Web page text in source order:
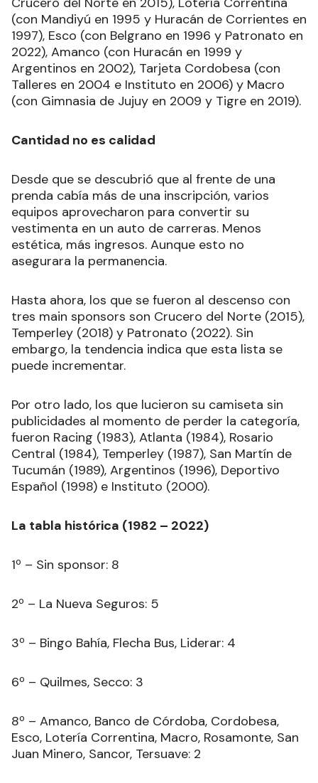
(con Mandiyú en 1995 y Huracán de Corrientes en
1997), Esco (con Belgrano en 1996 y Patronato en
2022), Amanco (con Huracán en 1999 y
Argentinos en 2002), Tarjeta Cordobesa (con
Talleres en 2004 e Instituto en 2006) y Macro
(con Gimnasia de Jujuy en 2009 y Tigre en 2019).
Cantidad no es calidad
Desde que se descubrió que al frente de una
prenda cabía más de una inscripción, varios
equipos aprovecharon para convertir su
vestimenta en un auto de carreras. Menos
estética, más ingresos. Aunque esto no
asegurara la permanencia.
Hasta ahora, los que se fueron al descenso con
tres main sponsors son Crucero del Norte (2015),
Temperley (2018) y Patronato (2022). Sin
embargo, la tendencia indica que esta lista se
puede incrementar.
Por otro lado, los que lucieron su camiseta sin
publicidades al momento de perder la categoría,
fueron Racing (1983), Atlanta (1984), Rosario
Central (1984), Temperley (1987), San Martín de
Tucumán (1989), Argentinos (1996), Deportivo
Español (1998) e Instituto (2000).
La tabla histórica (1982 – 2022)
1º – Sin sponsor: 8
2º – La Nueva Seguros: 5
3º – Bingo Bahía, Flecha Bus, Liderar: 4
6º – Quilmes, Secco: 3
8º – Amanco, Banco de Córdoba, Cordobesa,
Esco, Lotería Correntina, Macro, Rosamonte, San
Juan Minero, Sancor, Tersuave: 2